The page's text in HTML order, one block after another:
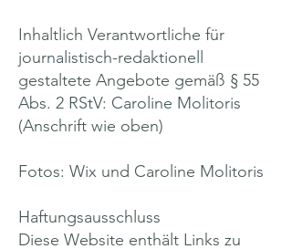
Inhaltlich Verantwortliche für
journalistisch-redaktionell
gestaltete Angebote gemäß § 55
Abs. 2 RStV: Caroline Molitoris
(Anschrift wie oben)
Fotos: Wix und Caroline Molitoris
Haftungsausschluss
Diese Website enthält Links zu